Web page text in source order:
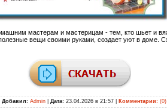
мастерам и мастерицам - тем, кто шьет и
вещи своими руками, создает уют в доме.
Добавил: Admin Дата: 23.04.2026 в 21:57 Комментарии: (0)